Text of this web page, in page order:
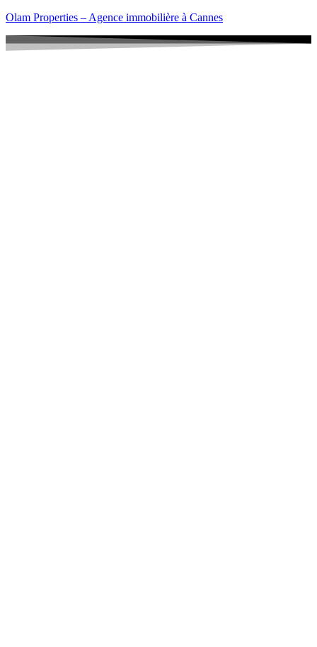
Olam Properties – Agence immobilière à Cannes